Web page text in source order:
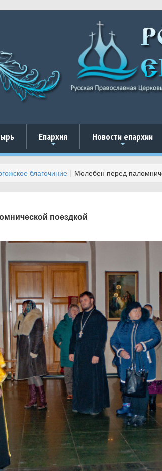
+
Епархия
+
Новости епархии
благочиние Молебен перед
поездкой